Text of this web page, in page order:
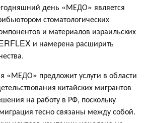
день «МЕДО» является
стоматологических
и материалов израильских
и намерена расширить
«МЕДО» предложит услуги в области
китайских мигрантов
на работу в РФ, поскольку
тесно связаны между собой.